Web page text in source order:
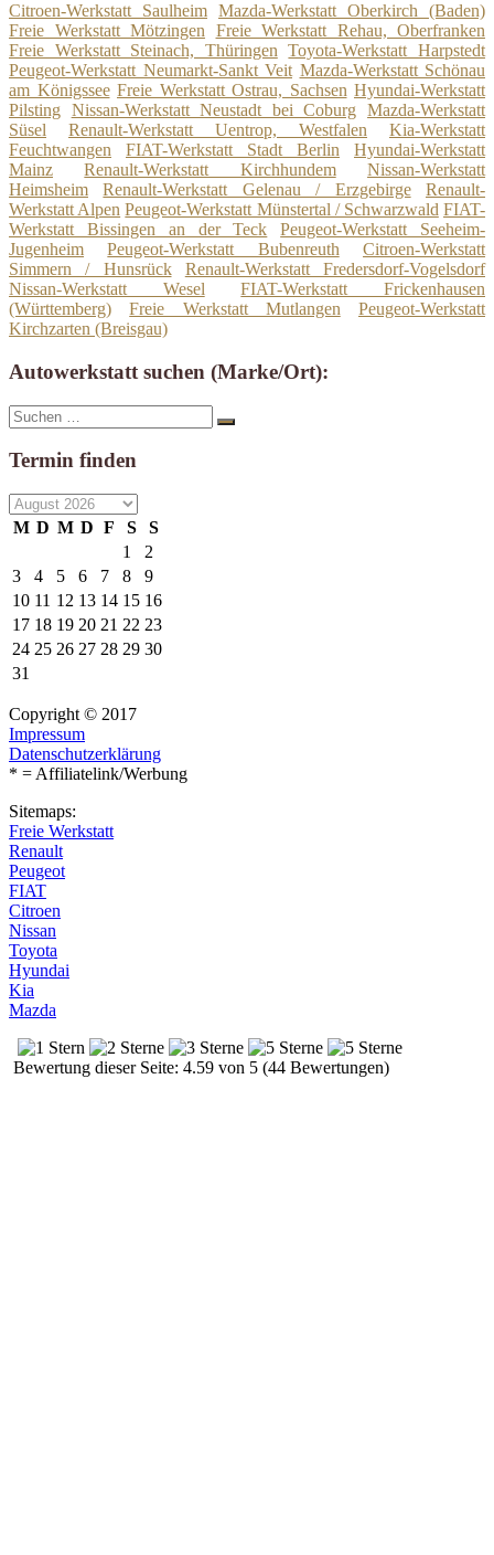
Citroen-Werkstatt Saulheim Mazda-Werkstatt Oberkirch (Baden)
Freie Werkstatt Mötzingen
Freie Werkstatt Rehau, Oberfranken
Freie Werkstatt Steinach, Thüringen
Toyota-Werkstatt Harpstedt
Peugeot-Werkstatt Neumarkt-Sankt Veit Mazda-Werkstatt Schönau
am Königssee Freie Werkstatt Ostrau, Sachsen Hyundai-Werkstatt
Pilsting Nissan-Werkstatt Neustadt bei Coburg Mazda-Werkstatt
Süsel
Renault-Werkstatt Uentrop, Westfalen
Kia-Werkstatt
Feuchtwangen
FIAT-Werkstatt Stadt Berlin
Hyundai-Werkstatt
Mainz
Renault-Werkstatt Kirchhundem
Nissan-Werkstatt
Heimsheim
Renault-Werkstatt Gelenau / Erzgebirge
Renault-
Werkstatt Alpen Peugeot-Werkstatt Münstertal / Schwarzwald FIAT-
Werkstatt Bissingen an der Teck
Peugeot-Werkstatt Seeheim-
Jugenheim
Peugeot-Werkstatt Bubenreuth
Citroen-Werkstatt
Simmern / Hunsrück
Renault-Werkstatt Fredersdorf-Vogelsdorf
Nissan-Werkstatt Wesel
FIAT-Werkstatt Frickenhausen
(Württemberg)
Freie Werkstatt Mutlangen
Peugeot-Werkstatt
Kirchzarten (Breisgau)
Autowerkstatt suchen (Marke/Ort):
Suche
nach:
Suchen
Termin finden
M D M D F S
S
1
2
3
4 5 6 7 8
9
10 11 12 13 14 15 16
17 18 19 20 21 22 23
24 25 26 27 28 29 30
31
Copyright © 2017
Impressum
Datenschutzerklärung
* = Affiliatelink/Werbung
Sitemaps:
Freie Werkstatt
Renault
Peugeot
FIAT
Citroen
Nissan
Toyota
Hyundai
Kia
Mazda
Bewertung dieser Seite: 4.59 von 5 (44 Bewertungen)